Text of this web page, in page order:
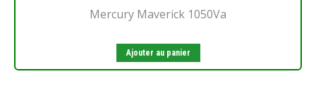
Mercury Maverick 1050Va
Ajouter au panier